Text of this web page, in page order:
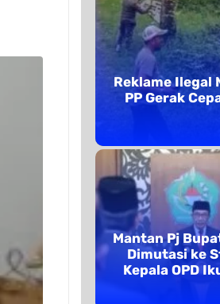
Reklame Ilegal
PP Gerak
Mantan Pj
Dimutasi ke
Kepala OPD